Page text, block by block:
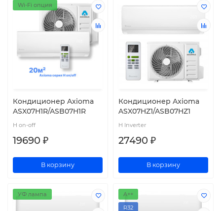
Wi-Fi опция
Кондиционер Axioma
ASX07H1R/ASB07H1R
H on-off
19690 ₽
В корзину
Кондиционер Axioma
ASX07HZ1/ASB07HZ1
H Inverter
27490 ₽
В корзину
УФ лампа
A++
R32